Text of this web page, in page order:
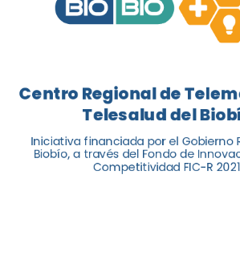
Centro Regional de
Telesalud del
Iniciativa financiada por el Gobierno
Biobío, a través del Fondo de
Competitividad FIC-R